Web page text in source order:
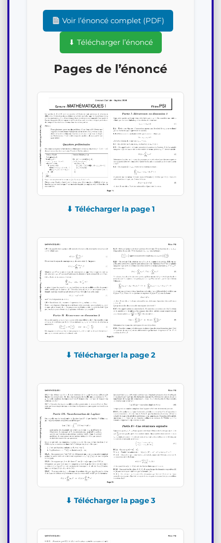
Voir l’énoncé complet (PDF)
⬇ Télécharger l’énoncé
Pages de l’énoncé
⬇ Télécharger la page 1
⬇ Télécharger la page 2
⬇ Télécharger la page 3